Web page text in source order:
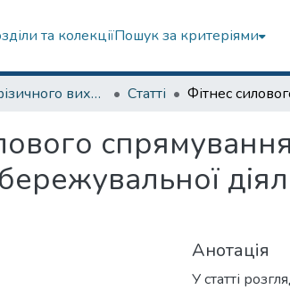
та колекціїПошук за критеріями
Кафедра фізичного виховання та спортивного вдосконалення Статті
Анотація
У статті